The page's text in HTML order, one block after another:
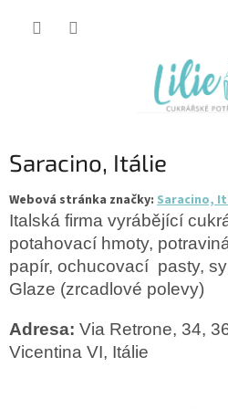
Saracino, Itálie
Webová stránka značky: Saracino,
Italská firma vyrábějící
potahovací hmoty,
papír, ochucovací pasty,
Glaze (zrcadlové polevy)
Adresa: Via Retrone, 34,
Vicentina VI, Itálie